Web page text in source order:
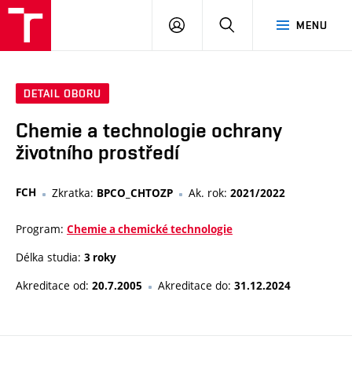
MENU
PŘIHLÁSIT
DETAIL OBORU
Chemie a technologie ochrany
životního prostředí
FCH Zkratka: BPCO_CHTOZP Ak. rok: 2021/2022
Program: Chemie a chemické technologie
Délka studia: 3 roky
Akreditace od: 20.7.2005 Akreditace do: 31.12.2024